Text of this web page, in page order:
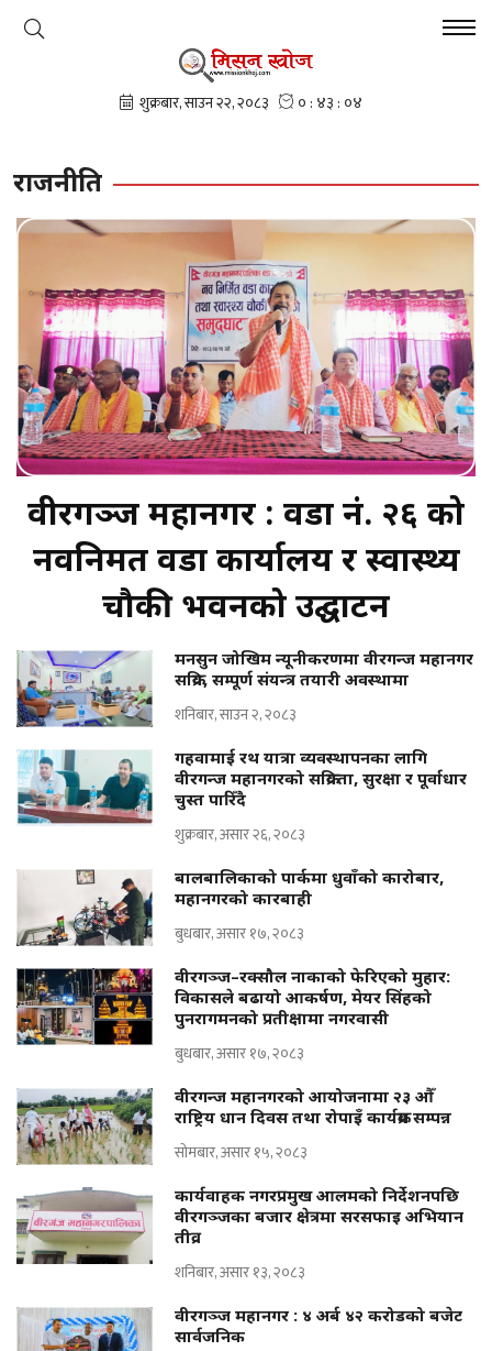
राजनीति
वीरगञ्ज महानगर : वडा नं. २६ को
नवनिर्मित वडा कार्यालय र स्वास्थ्य
चौकी भवनको उद्घाटन
मनसुन जोखिम न्यूनीकरणमा वीरगन्ज महानगर
सक्रिय, सम्पूर्ण संयन्त्र तयारी अवस्थामा
शनिबार, साउन २, २०८३
गहवामाई रथ यात्रा व्यवस्थापनका लागि
वीरगन्ज महानगरको सक्रियता, सुरक्षा र पूर्वाधार
चुस्त पारिँदै
शुक्रबार, असार २६, २०८३
बालबालिकाको पार्कमा धुवाँको कारोबार,
महानगरको कारबाही
बुधबार, असार १७, २०८३
वीरगञ्ज–रक्सौल नाकाको फेरिएको मुहार:
विकासले बढायो आकर्षण, मेयर सिंहको
पुनरागमनको प्रतीक्षामा नगरवासी
बुधबार, असार १७, २०८३
वीरगन्ज महानगरको आयोजनामा २३ औँ
राष्ट्रिय धान दिवस तथा रोपाइँ कार्यक्रम सम्पन्न
सोमबार, असार १५, २०८३
कार्यवाहक नगरप्रमुख आलमको निर्देशनपछि
वीरगञ्जका बजार क्षेत्रमा सरसफाइ अभियान
तीव्र
शनिबार, असार १३, २०८३
वीरगञ्ज महानगर : ४ अर्ब ४२ करोडको बजेट
सार्वजनिक